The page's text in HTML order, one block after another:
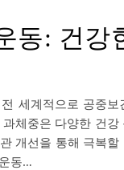
동: 건강
세계적으로 공중
체중은 다양한 건
개선을 통해 극복
동…